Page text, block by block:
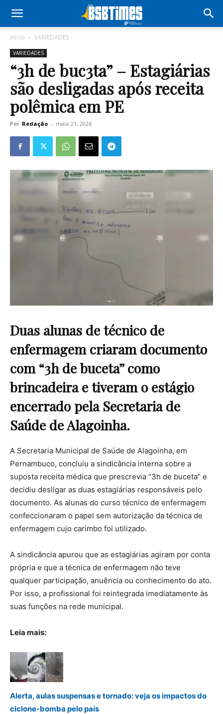
Início VARIEDADES
VARIEDADES
“3h de buc3ta” – Estagiárias
são desligadas após receita
polêmica em PE
Por Redação - maio 21, 2026
Duas alunas de técnico de
enfermagem criaram documento
com “3h de buceta” como
brincadeira e tiveram o estágio
encerrado pela Secretaria de
Saúde de Alagoinha.
A Secretaria Municipal de Saúde de Alagoinha, em
Pernambuco, concluiu a sindicância interna sobre a
suposta receita médica que prescrevia “3h de buceta” e
decidiu desligar as duas estagiárias responsáveis pelo
documento. As alunas do curso técnico de enfermagem
confeccionaram o papel sem autorização da técnica de
enfermagem cujo carimbo foi utilizado.
A sindicância apurou que as estagiárias agiram por conta
própria e que a técnica de enfermagem não teve
qualquer participação, anuência ou conhecimento do ato.
Por isso, a profissional foi reintegrada imediatamente às
suas funções na rede municipal.
Leia mais:
Alerta, aulas suspensas e tornado: veja os impactos do
ciclone-bomba pelo país